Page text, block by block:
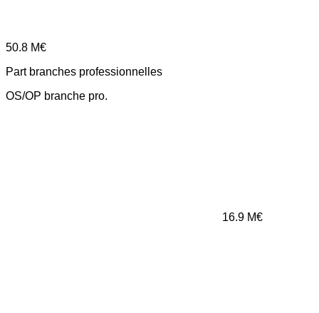
50.8 M€
Part branches professionnelles
OS/OP branche pro.
16.9 M€